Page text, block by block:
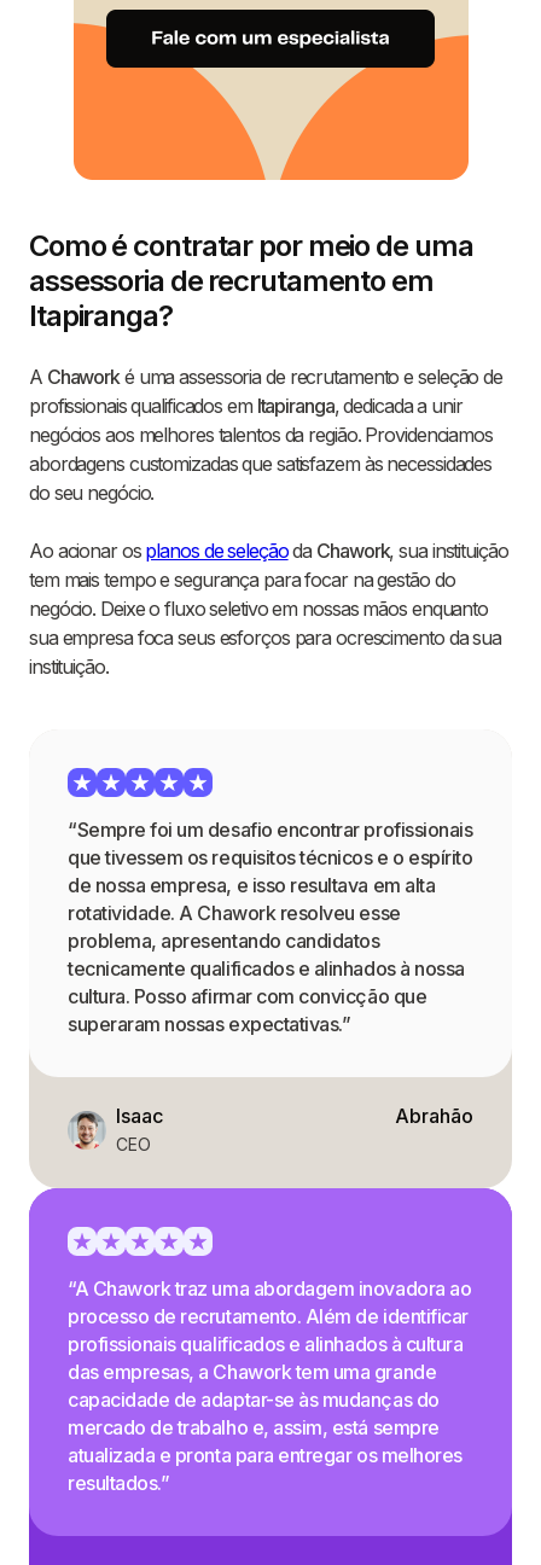
Como é contratar por meio de uma
assessoria de recrutamento em
Itapiranga?
A Chaworké uma assessoria de recrutamento e seleção de
profissionais qualificados em Itapiranga, dedicada a unir
negócios aos melhores talentos da região. Providenciamos
abordagens customizadas que satisfazem às necessidades
do seu negócio.
Ao acionar os planos de seleçãoda Chawork, sua instituição
tem mais tempo e segurança para focar na gestão do
negócio. Deixe o fluxo seletivo em nossas mãos enquanto
sua empresa foca seus esforços para ocrescimento da sua
instituição.
“Sempre foi um desafio encontrar profissionais
que tivessem os requisitos técnicos e o espírito
de nossa empresa, e isso resultava em alta
rotatividade. A Chawork resolveu esse
problema, apresentando candidatos
tecnicamente qualificados e alinhados à nossa
cultura. Posso afirmar com convicção que
superaram nossas expectativas.”
Isaac
CEO
Abrahão
“A Chawork traz uma abordagem inovadora ao
processo de recrutamento. Além de identificar
profissionais qualificados e alinhados à cultura
das empresas, a Chawork tem uma grande
capacidade de adaptar-se às mudanças do
mercado de trabalho e, assim, está sempre
atualizada e pronta para entregar os melhores
resultados.”